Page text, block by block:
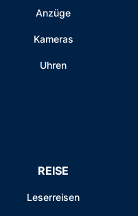
Anzüge
Kameras
Uhren
REISE
Leserreisen